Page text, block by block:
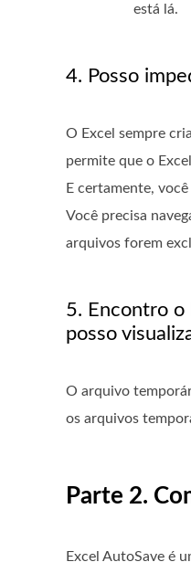
está lá.
4. Posso
O Excel sempre
permite que o
E certamente,
Você precisa
arquivos forem
5. Encontro o
posso
O arquivo
os arquivos
Parte 2.
Excel AutoSave é